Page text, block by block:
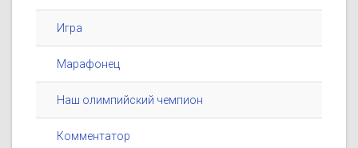
Игра
Марафонец
Наш олимпийский чемпион
Комментатор